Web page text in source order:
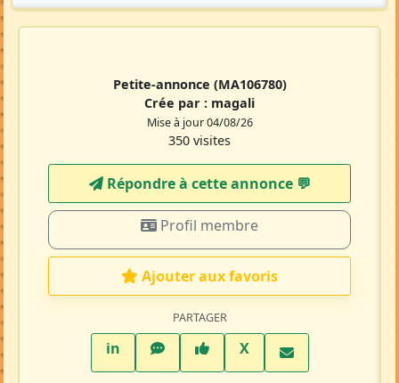
Petite-annonce (MA106780)
Crée par : magali
Mise à jour 04/08/26
350 visites
Répondre à cette annonce 💬​
Profil membre
Ajouter aux favoris
PARTAGER
inLinkedInWhatsAppFacebook
XTwitter X